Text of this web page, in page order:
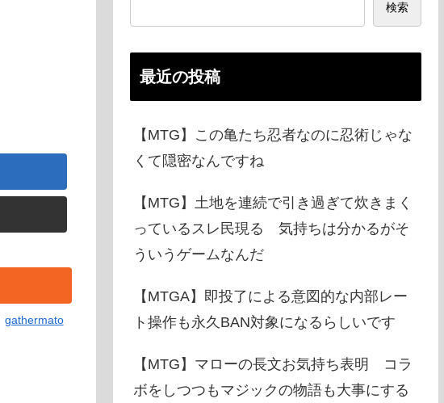
gathermato
検索
最近の投稿
【MTG】この亀たち忍者なのに忍術じゃな
くて隠密なんですね
【MTG】土地を連続で引き過ぎて炊きまく
っているスレ民現る 気持ちは分かるがそ
ういうゲームなんだ
【MTGA】即投了による意図的な内部レー
ト操作も永久BAN対象になるらしいです
【MTG】マローの長文お気持ち表明 コラ
ボをしつつもマジックの物語も大事にする